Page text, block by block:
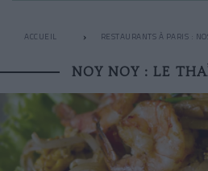
ACCUEIL RESTAURANTS À PARIS :
NOY NOY : LE